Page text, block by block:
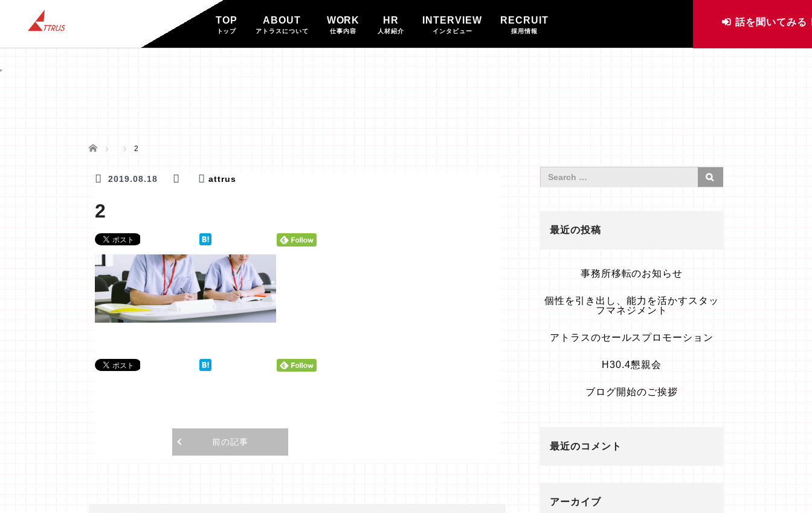
TOP
トップ
ABOUT
アトラスについて
WORK
仕事内容
HR
人材紹介
INTERVIEW
インタビュー
RECRUIT
採用情報
話を聞いてみる
ホーム 2
2019.08.18 attrus
2
前の記事
最近の投稿
事務所移転のお知らせ
個性を引き出し、能力を活かすスタッ
フマネジメント
アトラスのセールスプロモーション
H30.4懇親会
ブログ開始のご挨拶
最近のコメント
アーカイブ